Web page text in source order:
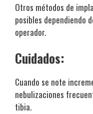
Otros métodos de
posibles dependiendo
operador.
Cuidados:
Cuando se note
nebulizaciones
tibia.